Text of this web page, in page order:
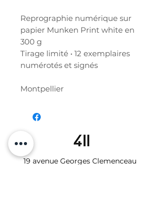
Reprographie numérique sur
papier Munken Print white en
300 g
Tirage limité • 12 exemplaires
numérotés et signés
Montpellier
19 avenue Georges Clemenceau